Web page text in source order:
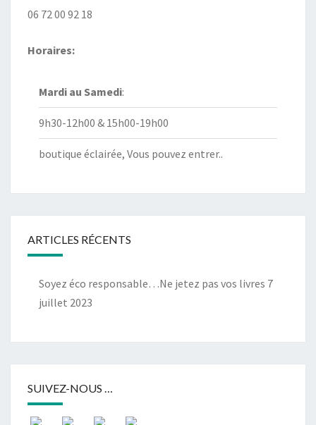
06 72 00 92 18
Horaires:
Mardi au Samedi:
9h30-12h00 & 15h00-19h00
boutique éclairée, Vous pouvez entrer..
ARTICLES RÉCENTS
Soyez éco responsable…Ne jetez pas vos livres 7
juillet 2023
SUIVEZ-NOUS …